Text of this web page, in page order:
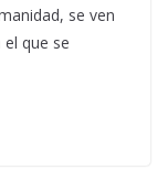
se ven
que se